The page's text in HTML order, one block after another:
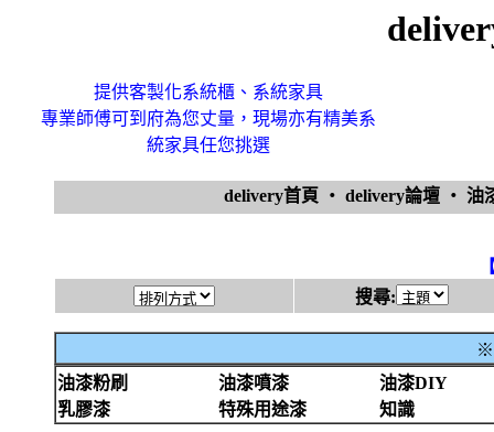
提供客製化系統櫃、系統家具
專業師傅可到府為您丈量，現場亦有精美系
統家具任您挑選
delivery首頁 ‧ delivery論壇 ‧ 油
搜尋:
※
油漆粉刷
油漆噴漆
油漆DIY
乳膠漆
特殊用途漆 知識